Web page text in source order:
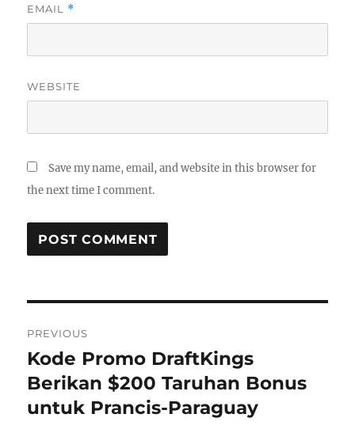
EMAIL *
WEBSITE
Save my name, email, and website in this browser for
the next time I comment.
navigation
PREVIOUS
Previous
post:
Kode Promo DraftKings
Berikan $200 Taruhan Bonus
untuk Prancis-Paraguay